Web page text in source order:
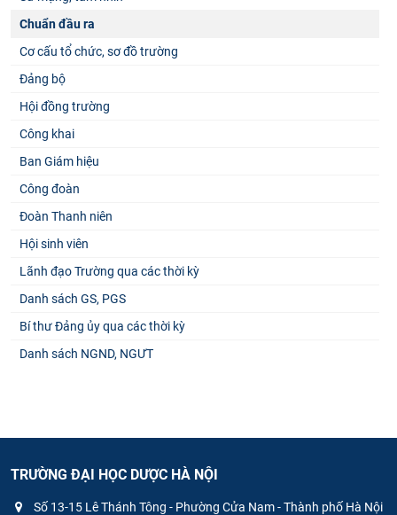
Chuẩn đầu ra
Cơ cấu tổ chức, sơ đồ trường
Đảng bộ
Hội đồng trường
Công khai
Ban Giám hiệu
Công đoàn
Đoàn Thanh niên
Hội sinh viên
Lãnh đạo Trường qua các thời kỳ
Danh sách GS, PGS
Bí thư Đảng ủy qua các thời kỳ
Danh sách NGND, NGƯT
TRƯỜNG ĐẠI HỌC DƯỢC HÀ NỘI
Số 13-15 Lê Thánh Tông - Phường Cửa Nam - Thành phố Hà Nội